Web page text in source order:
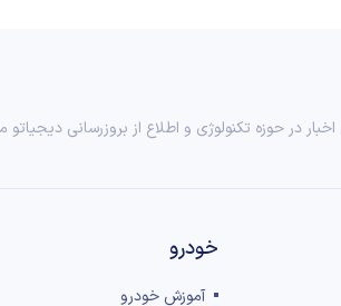
در حوزه تکنولوژی و اطلاع از بروزرسانی
خودرو
آموزش خودرو